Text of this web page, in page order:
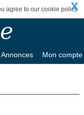
agree to our cookie policy.
X
Annonces Mon compte